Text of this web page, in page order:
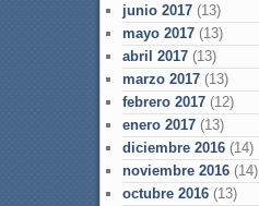
junio 2017(13)
mayo 2017(13)
abril 2017(13)
marzo 2017(13)
febrero 2017(12)
enero 2017(13)
diciembre 2016(14)
noviembre 2016(14)
octubre 2016(13)